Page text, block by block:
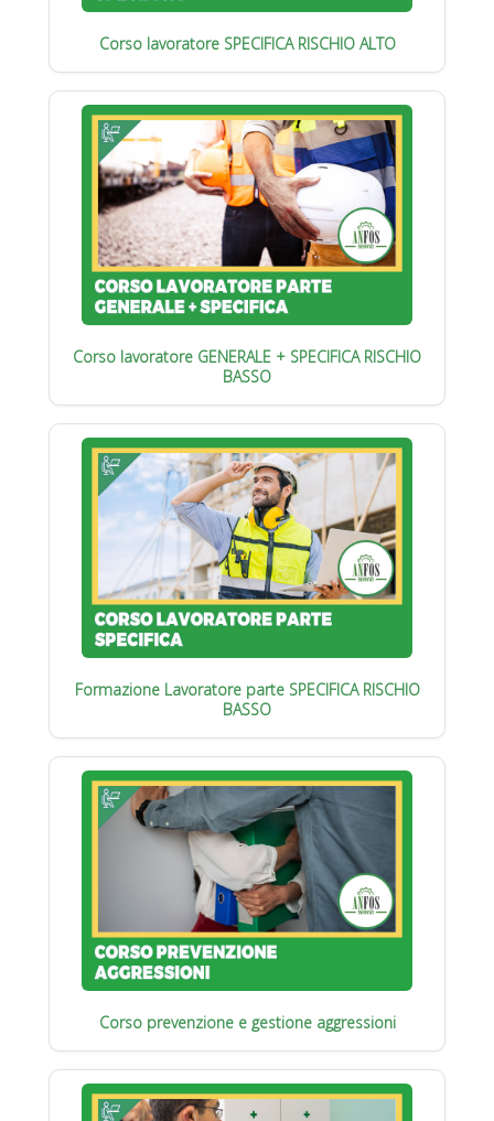
Corso lavoratore SPECIFICA RISCHIO ALTO
Corso lavoratore GENERALE + SPECIFICA RISCHIO
BASSO
Formazione Lavoratore parte SPECIFICA RISCHIO
BASSO
Corso prevenzione e gestione aggressioni